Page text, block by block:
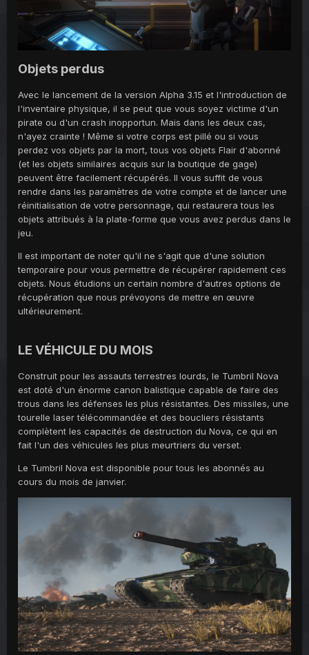
Objets perdus
Avec le lancement de la version Alpha 3.15 et l'introduction de
l'inventaire physique, il se peut que vous soyez victime d'un
pirate ou d'un crash inopportun. Mais dans les deux cas,
n'ayez crainte ! Même si votre corps est pillé ou si vous
perdez vos objets par la mort, tous vos objets Flair d'abonné
(et les objets similaires acquis sur la boutique de gage)
peuvent être facilement récupérés. Il vous suffit de vous
rendre dans les paramètres de votre compte et de lancer une
réinitialisation de votre personnage, qui restaurera tous les
objets attribués à la plate-forme que vous avez perdus dans le
jeu.
Il est important de noter qu'il ne s'agit que d'une solution
temporaire pour vous permettre de récupérer rapidement ces
objets. Nous étudions un certain nombre d'autres options de
récupération que nous prévoyons de mettre en œuvre
ultérieurement.
LE VÉHICULE DU MOIS
Construit pour les assauts terrestres lourds, le Tumbril Nova
est doté d'un énorme canon balistique capable de faire des
trous dans les défenses les plus résistantes. Des missiles, une
tourelle laser télécommandée et des boucliers résistants
complètent les capacités de destruction du Nova, ce qui en
fait l'un des véhicules les plus meurtriers du verset.
Le Tumbril Nova est disponible pour tous les abonnés au
cours du mois de janvier.